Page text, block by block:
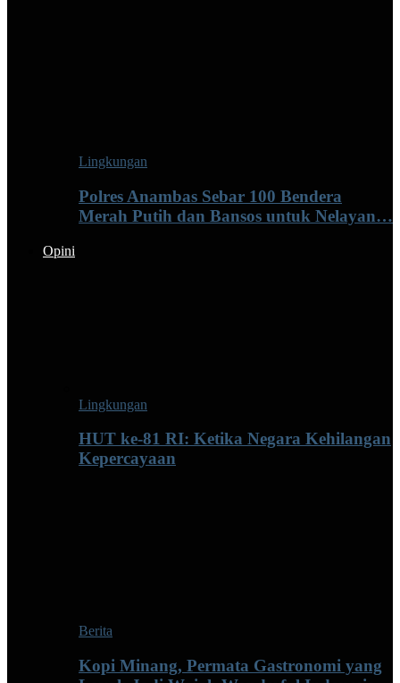
Lingkungan
Polres Anambas Sebar 100 Bendera
Merah Putih dan Bansos untuk Nelayan…
Opini
Lingkungan
HUT ke-81 RI: Ketika Negara Kehilangan
Kepercayaan
Berita
Kopi Minang, Permata Gastronomi yang